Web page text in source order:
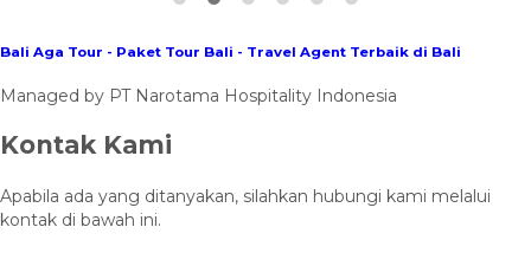
Bali Aga Tour - Paket Tour Bali - Travel Agent Terbaik di Bali
Managed by PT Narotama Hospitality Indonesia
Kontak Kami
Apabila ada yang ditanyakan, silahkan hubungi kami melalui
kontak di bawah ini.